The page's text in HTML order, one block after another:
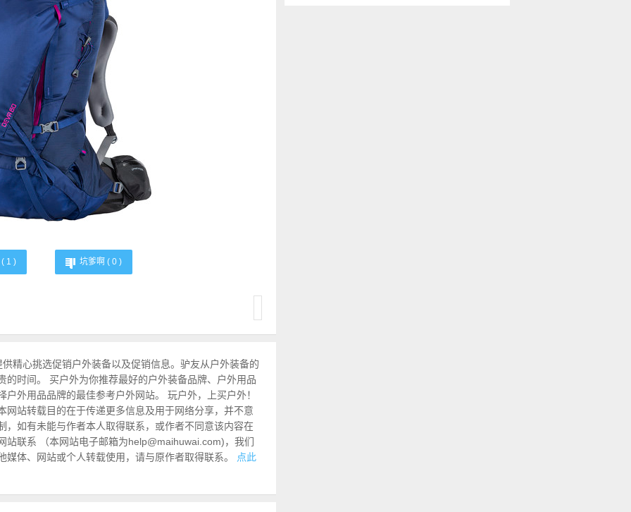
( 1 ) 坑爹啊 ( 0 )
精心挑选促销户外装备以及促销信息。驴友从户外装备的
的时间。 买户外为你推荐最好的户外装备品牌、户外用品
外用品品牌的最佳参考户外网站。 玩户外，上买户外！
网站转载目的在于传递更多信息及用于网络分享，并不意
，如有未能与作者本人取得联系，或作者不同意该内容在
站联系 （本网站电子邮箱为help@maihuwai.com)，我们
体、网站或个人转载使用，请与原作者取得联系。
点此